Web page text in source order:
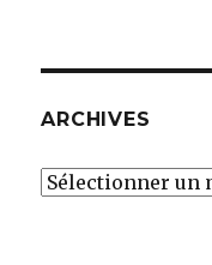
ARCHIVES
Archives